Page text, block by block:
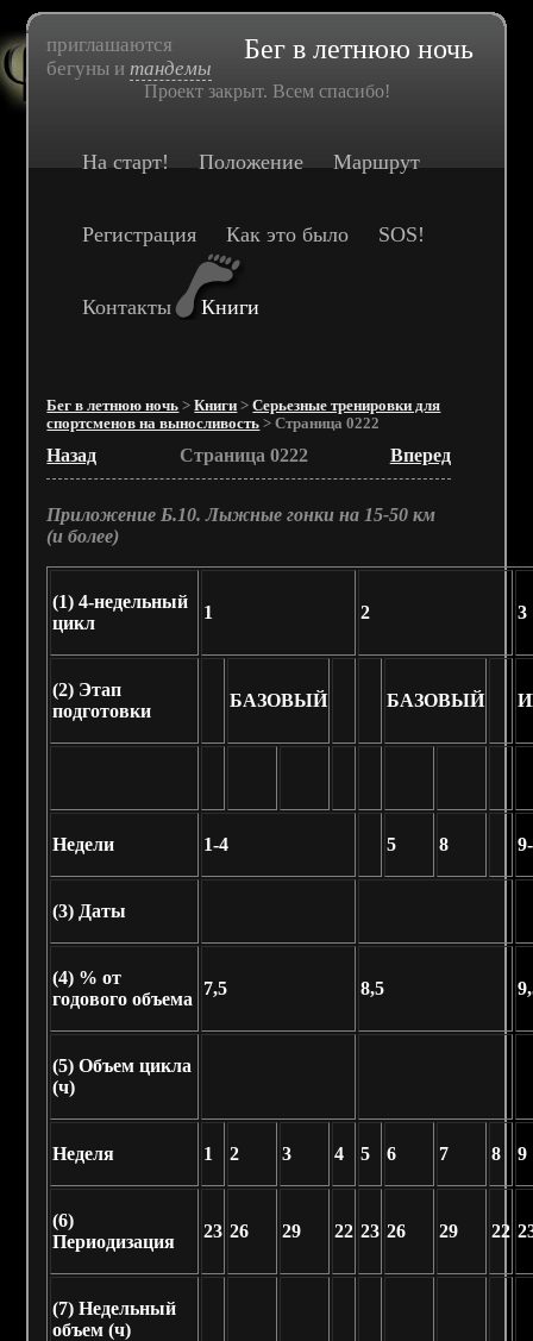
приглашаются
бегуны итандемы
Бег в летнюю ночь
Проект закрыт. Всем спасибо!
На старт! Положение Маршрут
Регистрация Как это было SOS!
Контакты Книги
Бег в летнюю ночь >Книги >Серьезные тренировки для
спортсменов на выносливость > Страница 0222
Назад Страница 0222 Вперед
Приложение Б.10. Лыжные гонки на 15-50 км
(и более)
(1) 4-недельный
цикл
1 2 3
(2) Этап
подготовки
БАЗОВЫЙ БАЗОВЫЙ
Недели 1-4 5 8
(3) Даты
(4) % от
годового объема
7,5 8,5
(5) Объем цикла
(ч)
Неделя 1 2 3 4 5 6 7 8 9
(6)
Периодизация
23 26 29 22 23 26 29 22
(7) Недельный
объем (ч)